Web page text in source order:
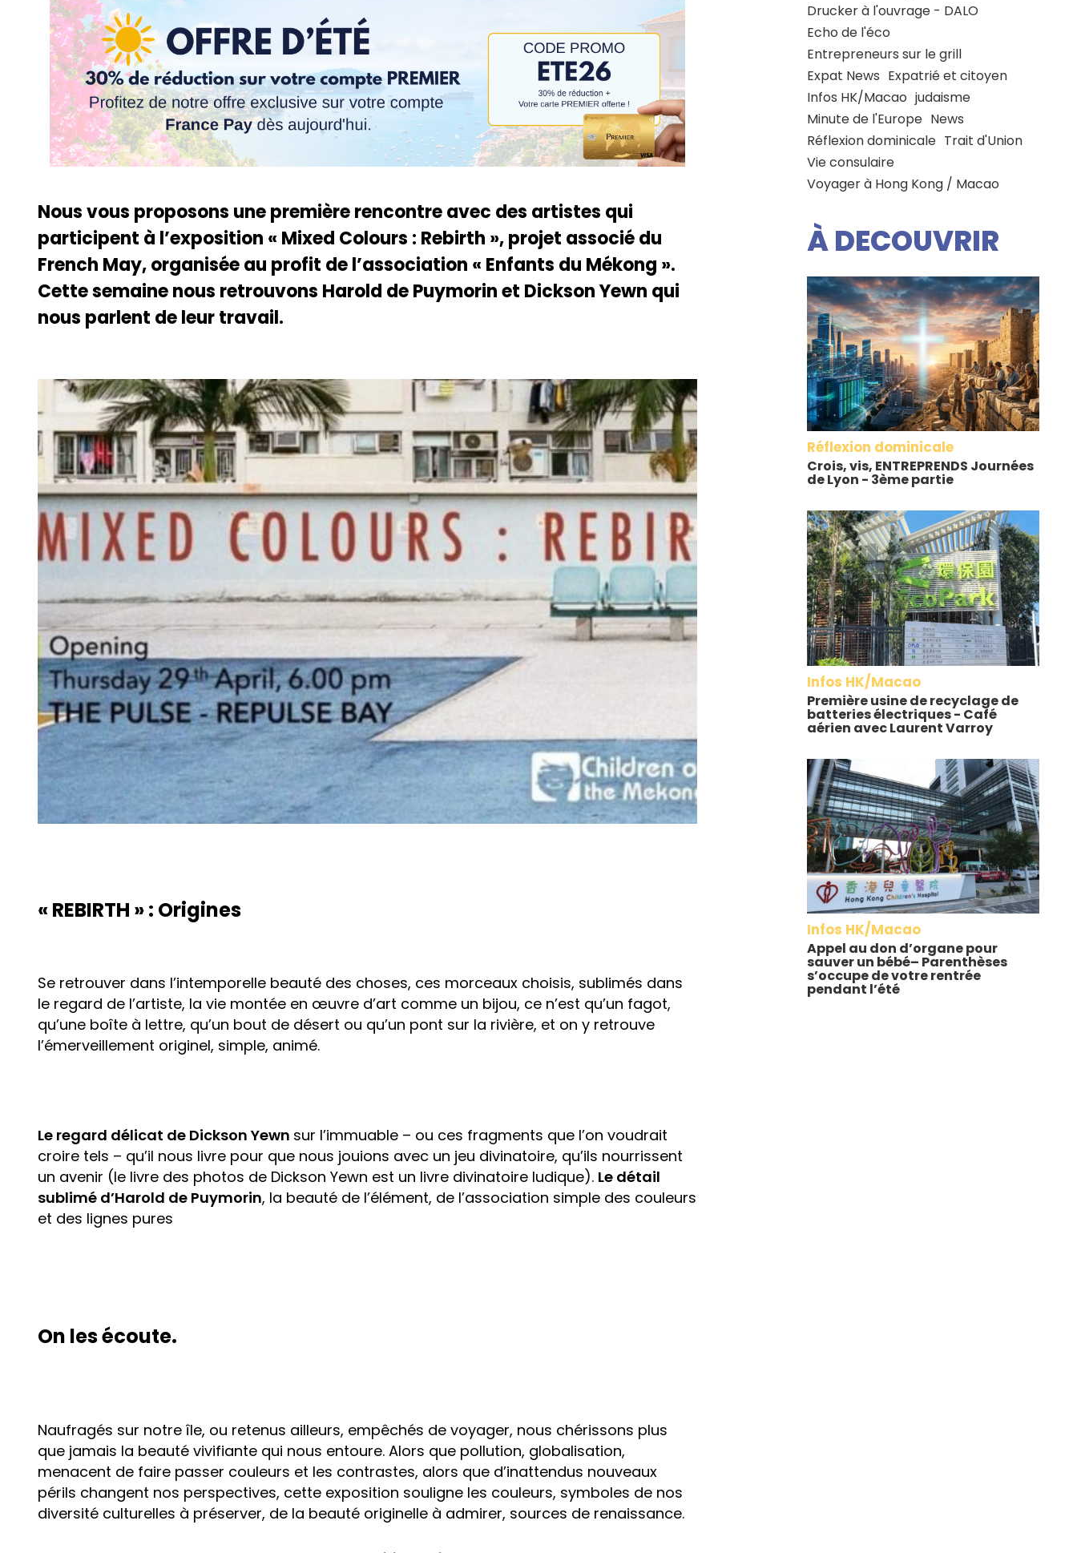
Nous vous proposons une première rencontre avec des artistes qui
participent à l’exposition « Mixed Colours : Rebirth », projet associé du
French May, organisée au profit de l’association « Enfants du Mékong ».
Cette semaine nous retrouvons Harold de Puymorin et Dickson Yewn qui
nous parlent de leur travail.
« REBIRTH » : Origines
Se retrouver dans l’intemporelle beauté des choses, ces morceaux choisis, sublimés dans
le regard de l’artiste, la vie montée en œuvre d’art comme un bijou, ce n’est qu’un fagot,
qu’une boîte à lettre, qu’un bout de désert ou qu’un pont sur la rivière, et on y retrouve
l’émerveillement originel, simple, animé.
Le regard délicat de Dickson Yewn sur l’immuable – ou ces fragments que l’on voudrait
croire tels – qu’il nous livre pour que nous jouions avec un jeu divinatoire, qu’ils nourrissent
un avenir (le livre des photos de Dickson Yewn est un livre divinatoire ludique). Le détail
sublimé d’Harold de Puymorin, la beauté de l’élément, de l’association simple des couleurs
et des lignes pures
On les écoute.
Naufragés sur notre île, ou retenus ailleurs, empêchés de voyager, nous chérissons plus
que jamais la beauté vivifiante qui nous entoure. Alors que pollution, globalisation,
menacent de faire passer couleurs et les contrastes, alors que d’inattendus nouveaux
périls changent nos perspectives, cette exposition souligne les couleurs, symboles de nos
diversité culturelles à préserver, de la beauté originelle à admirer, sources de renaissance.
Drucker à l'ouvrage - DALO
Echo de l'éco
Entrepreneurs sur le grill
Expat News Expatrié et citoyen
Infos HK/Macao judaisme
Minute de l'Europe News
Réflexion dominicale Trait d'Union
Vie consulaire
Voyager à Hong Kong / Macao
À DECOUVRIR
Réflexion dominicale
Crois, vis, ENTREPRENDS Journées
de Lyon - 3ème partie
Infos HK/Macao
Première usine de recyclage de
batteries électriques - Café
aérien avec Laurent Varroy
Infos HK/Macao
Appel au don d’organe pour
sauver un bébé– Parenthèses
s’occupe de votre rentrée
pendant l’été